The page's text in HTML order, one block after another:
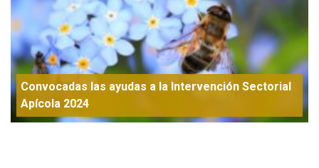
Convocadas las ayudas a la Intervención Sectorial
Apícola 2024